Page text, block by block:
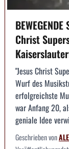
Christ
"Jesus Christ
Wurf des
erfolgreichste
war Anfang 20,
geniale Idee
Geschrieben von